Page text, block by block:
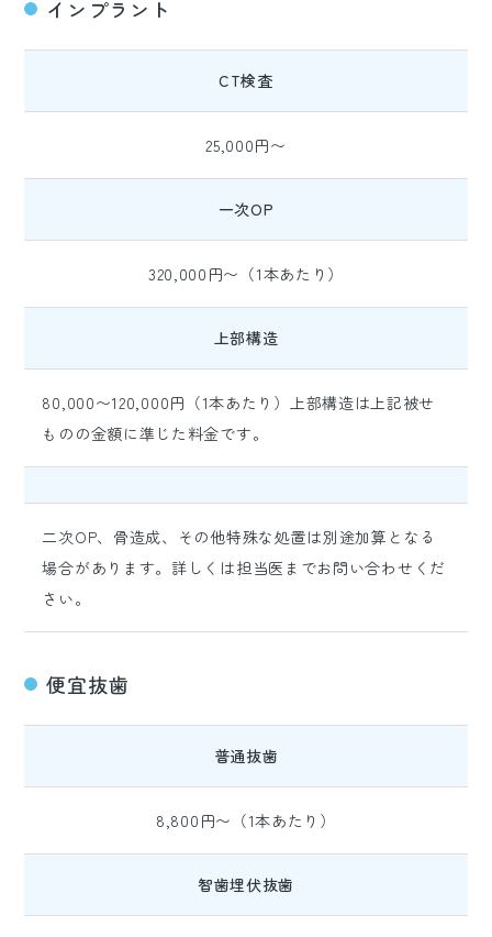
インプラント
CT検査
25,000円〜
一次OP
320,000円〜（1本あたり）
上部構造
80,000〜120,000円（1本あたり）上部構造は上記被せ
ものの金額に準じた料金です。
二次OP、骨造成、その他特殊な処置は別途加算となる
場合があります。詳しくは担当医までお問い合わせくだ
さい。
便宜抜歯
普通抜歯
8,800円〜（1本あたり）
智歯埋伏抜歯